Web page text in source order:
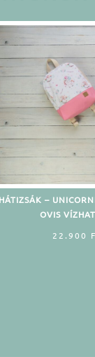
HÁTIZSÁK –
OVIS
22.900